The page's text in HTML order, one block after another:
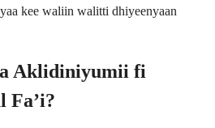
kee waliin walitti dhiyeenyaan
Aklidiniyumii fi
Fa’i?